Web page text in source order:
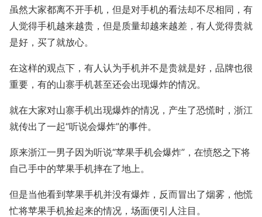
虽然大家都离不开手机，但是对手机的看法却不尽相同，有
人觉得手机越来越贵，但是质量却越来越差，有人觉得贵就
是好，买了就放心。
在这样的观点下，有人认为手机并不是贵就是好，品牌也很
重要，有的山寨手机甚至还会出现爆炸的情况。
就在大家对山寨手机出现爆炸的情况，产生了恐慌时，浙江
就传出了一起“听说会爆炸”的事件。
原来浙江一男子因为听说“苹果手机会爆炸”，在愤怒之下将
自己手中的苹果手机摔在了地上。
但是当他看到苹果手机并没有爆炸，反而冒出了烟雾，他慌
忙将苹果手机捡起来的情况，场面便引人注目。